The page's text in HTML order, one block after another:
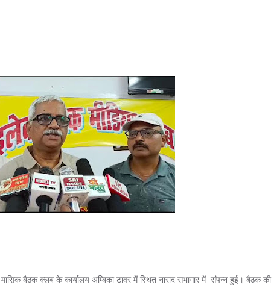
बैठक क्लब के कार्यालय अम्बिका टावर में स्थित नाराद सभागार में संपन्न हुई। बैठक की